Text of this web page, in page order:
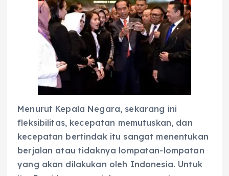
Menurut Kepala Negara, sekarang ini
fleksibilitas, kecepatan memutuskan, dan
kecepatan bertindak itu sangat menentukan
berjalan atau tidaknya lompatan-lompatan
yang akan dilakukan oleh Indonesia. Untuk